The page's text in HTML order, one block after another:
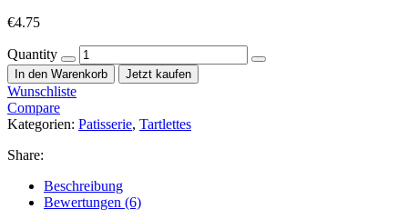
€4.75
Quantity
In den Warenkorb Jetzt kaufen
Wunschliste
Compare
Kategorien: Patisserie, Tartlettes
Share:
Beschreibung
Bewertungen (6)